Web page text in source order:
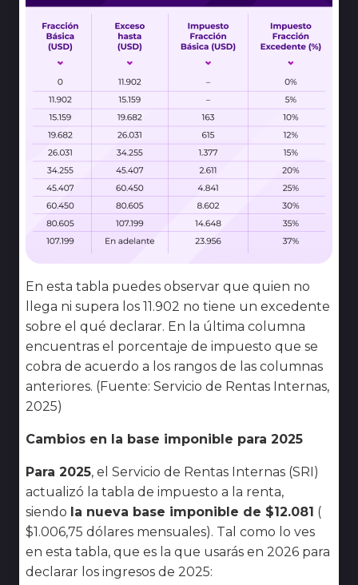
En esta tabla puedes observar que quien no
llega ni supera los 11.902 no tiene un excedente
sobre el qué declarar. En la última columna
encuentras el porcentaje de impuesto que se
cobra de acuerdo a los rangos de las columnas
anteriores. (Fuente: Servicio de Rentas Internas,
2025)
Cambios en la base imponible para 2025
Para 2025, el Servicio de Rentas Internas (SRI)
actualizó la tabla de impuesto a la renta,
siendo la nueva base imponible de $12.081 (
$1.006,75 dólares mensuales). Tal como lo ves
en esta tabla, que es la que usarás en 2026 para
declarar los ingresos de 2025: